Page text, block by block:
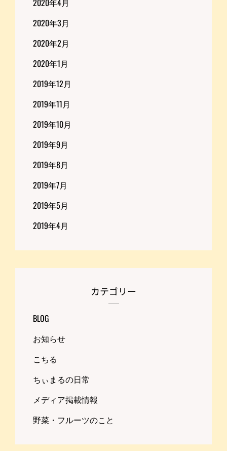
2020年4月
2020年3月
2020年2月
2020年1月
2019年12月
2019年11月
2019年10月
2019年9月
2019年8月
2019年7月
2019年5月
2019年4月
カテゴリー
BLOG
お知らせ
こちる
ちぃまるの日常
メディア掲載情報
野菜・フルーツのこと